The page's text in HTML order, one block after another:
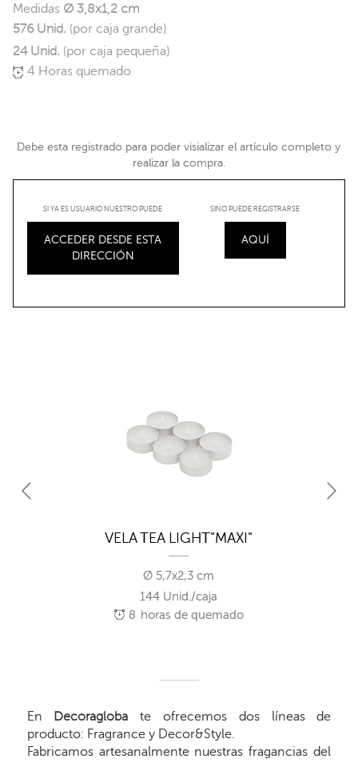
Medidas Ø 3,8x1,2 cm
576 Unid. (por caja grande)
24 Unid. (por caja pequeña)
4 Horas quemado
Debe esta registrado para poder visializar el artículo completo y
realizar la compra.
SI YA ES USUARIO NUESTRO PUEDE
ACCEDER DESDE ESTA
DIRECCIÓN
SINO PUEDE REGISTRARSE
AQUÍ
VELA TEA LIGHT"MAXI"
Ø 5,7x2,3 cm
144 Unid./caja
8 horas de quemado
En Decoragloba te ofrecemos dos líneas de
producto: Fragrance y Decor&Style.
Fabricamos artesanalmente nuestras fragancias del